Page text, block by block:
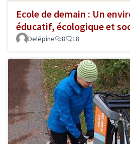
Ecole de demain : Un
éducatif, écologique et
Delépine 8 18